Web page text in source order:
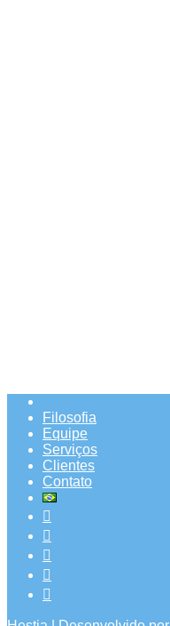
Filosofia
Equipe
Serviços
Clientes
Contato